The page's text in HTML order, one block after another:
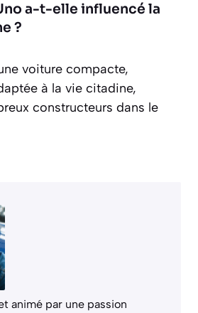
a-t-elle influencé la
?
voiture compacte,
à la vie citadine,
constructeurs dans le
animé par une passion